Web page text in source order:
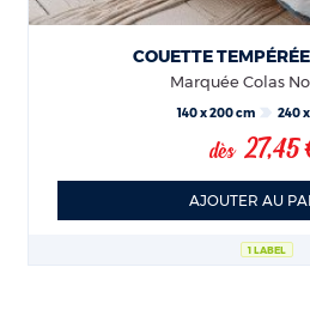
1 LABEL
COUETTE
Marquée Colas
140 x 200 cm 240
dès 27,45
AJOUTER AU